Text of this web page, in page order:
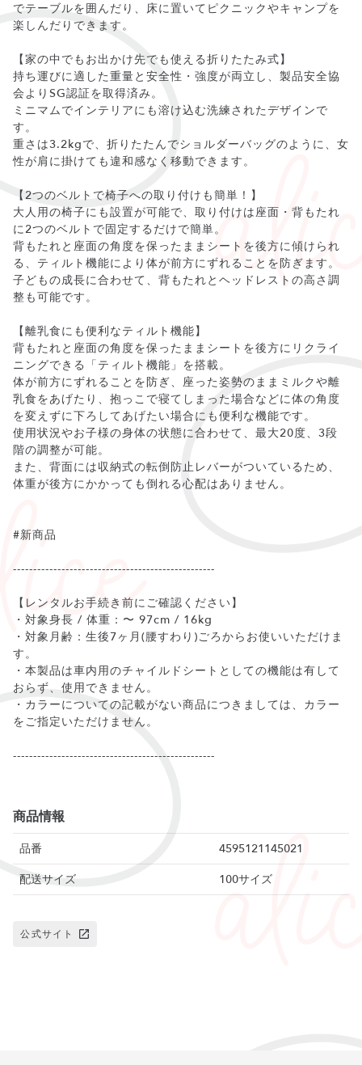
でテーブルを囲んだり、床に置いてピクニックやキャンプを
楽しんだりできます。
【家の中でもお出かけ先でも使える折りたたみ式】
持ち運びに適した重量と安全性・強度が両立し、製品安全協
会よりSG認証を取得済み。
ミニマムでインテリアにも溶け込む洗練されたデザインで
す。
重さは3.2kgで、折りたたんでショルダーバッグのように、女
性が肩に掛けても違和感なく移動できます。
【2つのベルトで椅子への取り付けも簡単！】
大人用の椅子にも設置が可能で、取り付けは座面・背もたれ
に2つのベルトで固定するだけで簡単。
背もたれと座面の角度を保ったままシートを後方に傾けられ
る、ティルト機能により体が前方にずれることを防ぎます。
子どもの成長に合わせて、背もたれとヘッドレストの高さ調
整も可能です。
【離乳食にも便利なティルト機能】
背もたれと座面の角度を保ったままシートを後方にリクライ
ニングできる「ティルト機能」を搭載。
体が前方にずれることを防ぎ、座った姿勢のままミルクや離
乳食をあげたり、抱っこで寝てしまった場合などに体の角度
を変えずに下ろしてあげたい場合にも便利な機能です。
使用状況やお子様の身体の状態に合わせて、最大20度、3段
階の調整が可能。
また、背面には収納式の転倒防止レバーがついているため、
体重が後方にかかっても倒れる心配はありません。
#新商品
--------------------------------------------------
【レンタルお手続き前にご確認ください】
・対象身長 / 体重：〜 97cm / 16kg
・対象月齢：生後7ヶ月(腰すわり)ごろからお使いいただけま
す。
・本製品は車内用のチャイルドシートとしての機能は有して
おらず、使用できません。
・カラーについての記載がない商品につきましては、カラー
をご指定いただけません。
--------------------------------------------------
商品情報
品番
4595121145021
配送サイズ
100サイズ
公式サイト